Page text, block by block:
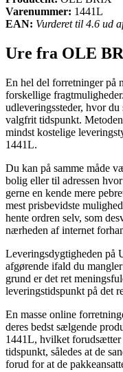
Varenummer: 1441L
EAN: Vurderet til 4.6 ud
Ure fra OLE
En hel del forretninger på
forskellige
udleveringssteder, hvor du
valgfrit tidspunkt.
mindst kostelige
1441L.
Du kan på samme måde
bolig eller til adressen
gerne en kende mere
mest prisbevidste
hente ordren selv, som
nærheden af internet
Leveringsdygtigheden på
afgørende ifald du
grund er det ret
leveringstidspunkt på det
En masse online
deres bedst sælgende
1441L, hvilket forudsætter
tidspunkt, således at de
forud for at de